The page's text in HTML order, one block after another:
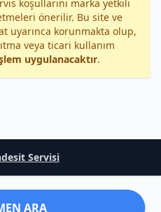
koşullarını marka yetkili
önerilir. Bu site ve
uyarınca korunmakta olup,
veya ticari kullanım
uygulanacaktır.
Servisi
ARA